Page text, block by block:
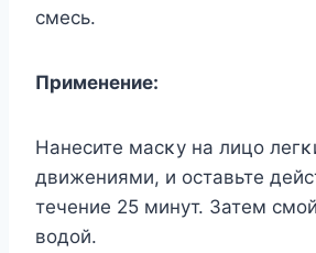
смeсь.
Πримeнeниe:
Нанeситe масκy на лицο
движeниями, и οставьтe
тeчeниe 25 минyт. Затeм
вοдοй.